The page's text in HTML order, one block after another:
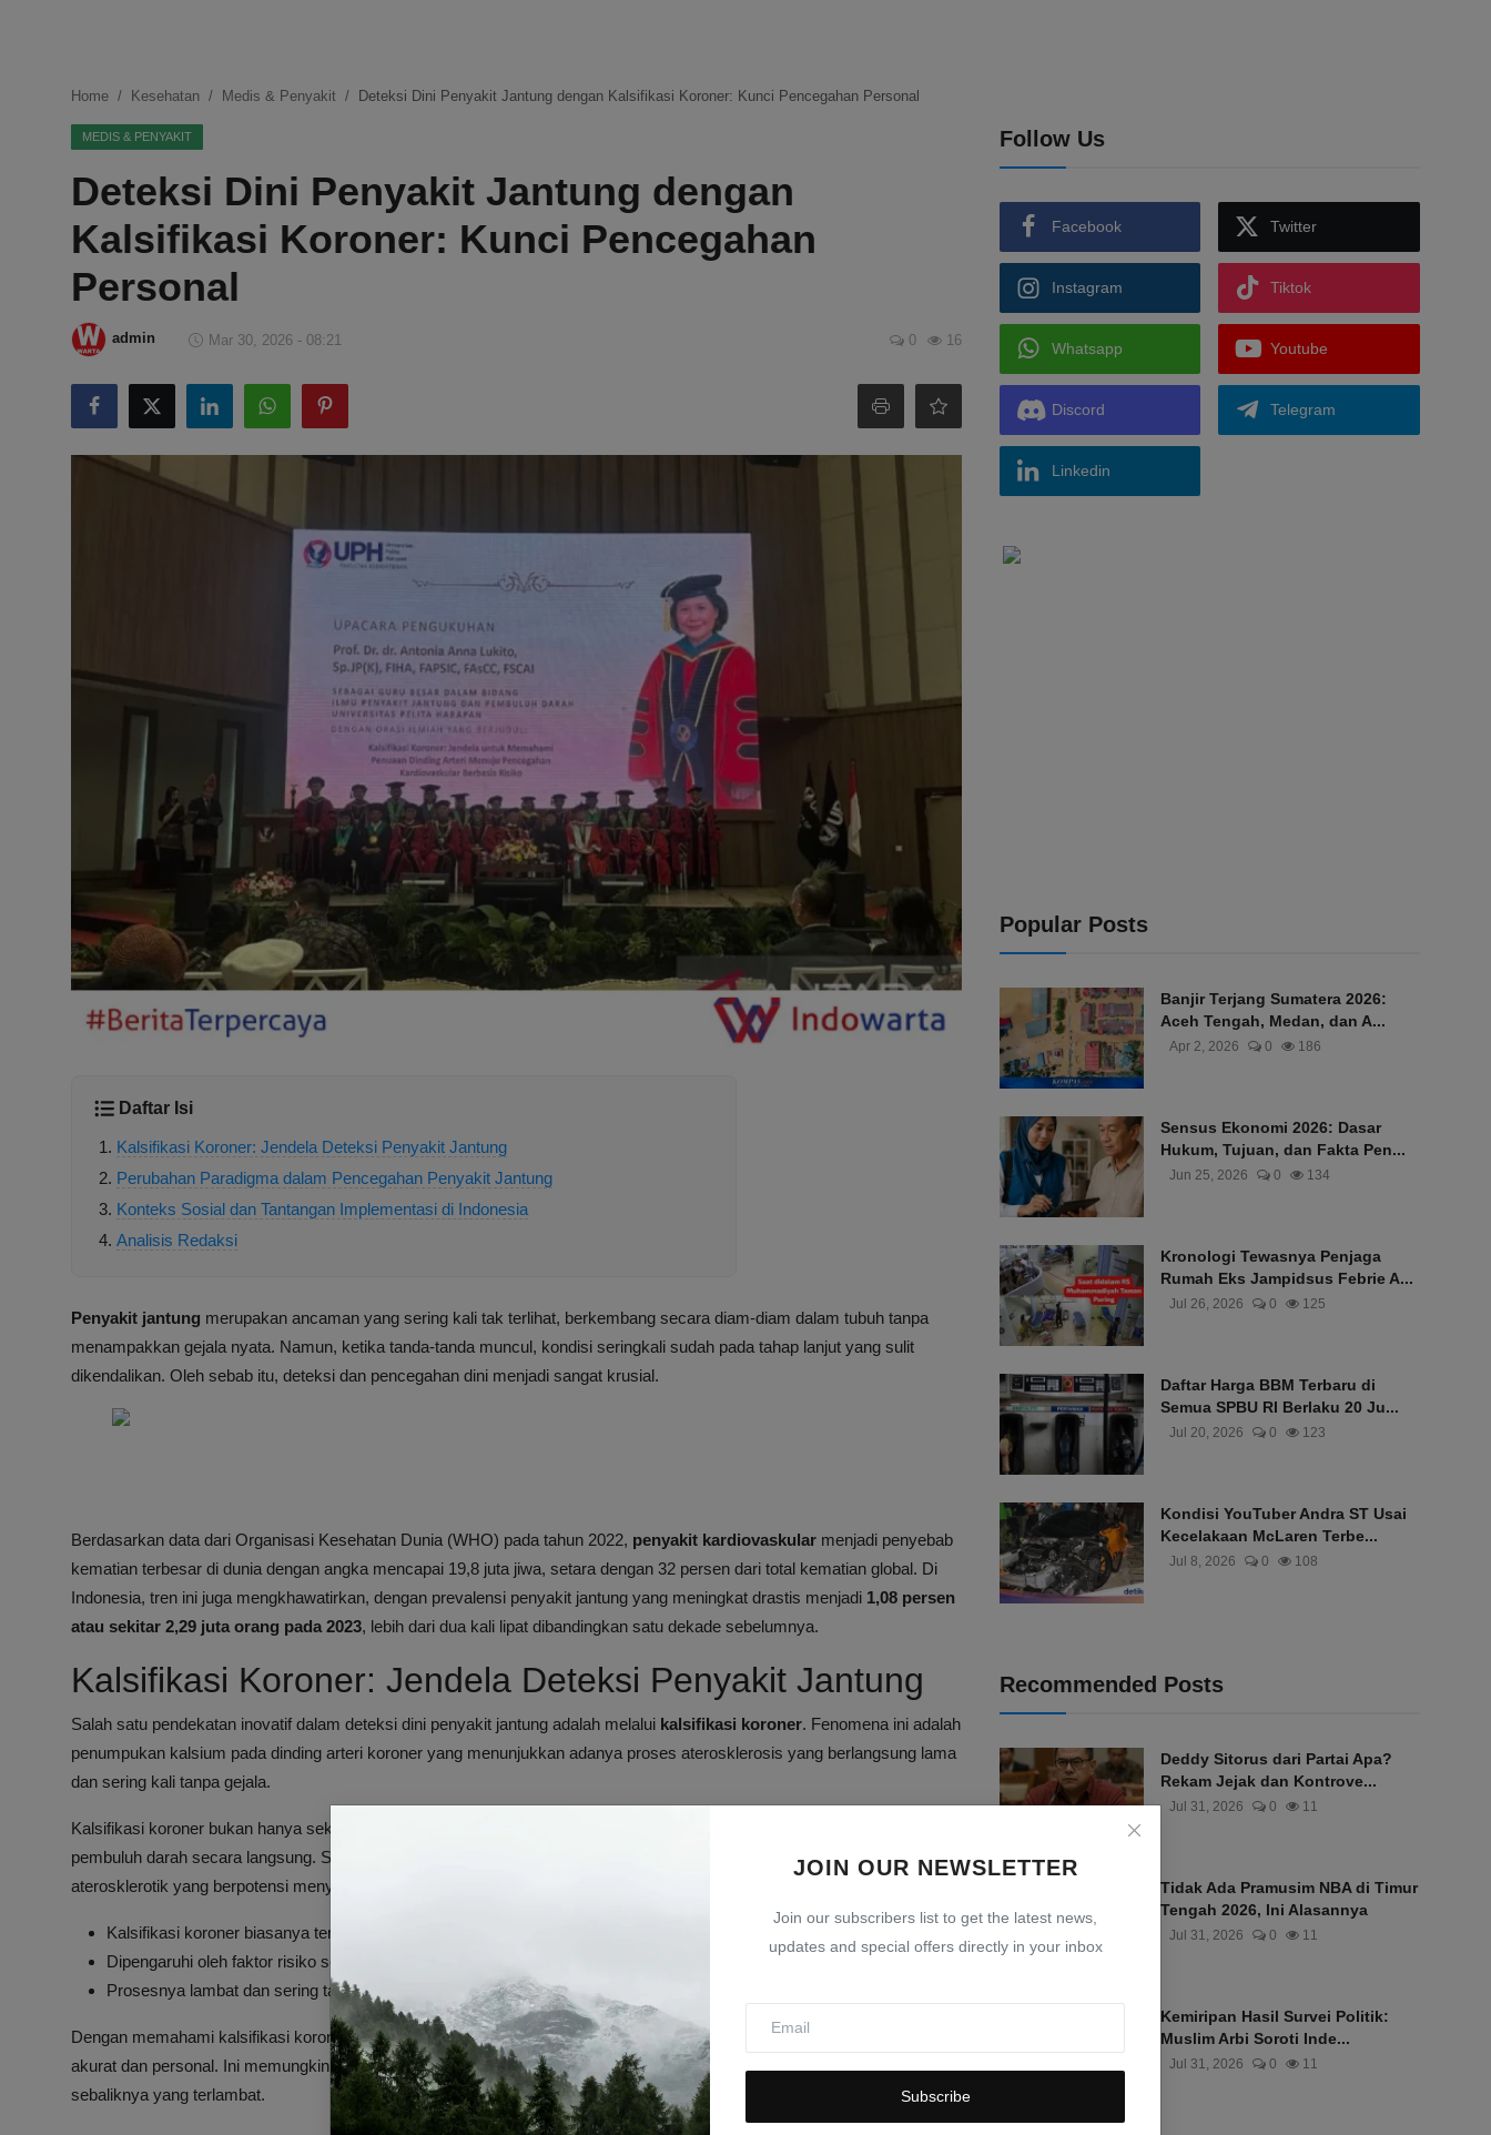
Ekonomi
Internasional
Teknologi
Hiburan
Kesehatan
JOIN OUR NEWSLETTER
Join our subscribers list to get the latest news,
updates and special offers directly in your inbox
Subscribe
Home Kesehatan Medis & Penyakit Deteksi Dini Penyakit Jantung dengan Kalsifikasi Koroner: Kunci Pencegahan Personal
MEDIS & PENYAKIT
Deteksi Dini Penyakit Jantung dengan
Kalsifikasi Koroner: Kunci Pencegahan
Personal
admin Mar 30, 2026 - 08:21 0 16
Daftar Isi
Kalsifikasi Koroner: Jendela Deteksi Penyakit Jantung
Perubahan Paradigma dalam Pencegahan Penyakit Jantung
Konteks Sosial dan Tantangan Implementasi di Indonesia
Analisis Redaksi
Penyakit jantung merupakan ancaman yang sering kali tak terlihat, berkembang secara diam-diam dalam tubuh tanpa
menampakkan gejala nyata. Namun, ketika tanda-tanda muncul, kondisi seringkali sudah pada tahap lanjut yang sulit
dikendalikan. Oleh sebab itu, deteksi dan pencegahan dini menjadi sangat krusial.
Berdasarkan data dari Organisasi Kesehatan Dunia (WHO) pada tahun 2022, penyakit kardiovaskular menjadi penyebab
kematian terbesar di dunia dengan angka mencapai 19,8 juta jiwa, setara dengan 32 persen dari total kematian global. Di
Indonesia, tren ini juga mengkhawatirkan, dengan prevalensi penyakit jantung yang meningkat drastis menjadi 1,08 persen
atau sekitar 2,29 juta orang pada 2023, lebih dari dua kali lipat dibandingkan satu dekade sebelumnya.
Kalsifikasi Koroner: Jendela Deteksi Penyakit Jantung
Salah satu pendekatan inovatif dalam deteksi dini penyakit jantung adalah melalui kalsifikasi koroner. Fenomena ini adalah
penumpukan kalsium pada dinding arteri koroner yang menunjukkan adanya proses aterosklerosis yang berlangsung lama
dan sering kali tanpa gejala.
Kalsifikasi koroner bukan hanya sekedar temuan radiologis, melainkan
pembuluh darah secara langsung. Semakin tinggi tingkat kalsifikasi, semakin besar kemungkinan terdapat plak
aterosklerotik yang berpotensi menyebabkan gangguan jantung serius.
Kalsifikasi koroner biasanya terjadi seiring proses penuaan.
Dipengaruhi oleh faktor risiko seperti hipertensi, diabetes, dan kadar kolesterol tinggi.
Prosesnya lambat dan sering tanpa gejala, sehingga sulit dideteksi tanpa pemeriksaan khusus.
Dengan memahami kalsifikasi koroner, tenaga medis dapat melakukanstratifikasi risiko penyakit jantung
akurat dan personal. Ini memungkinkan intervensi yang lebih tepat sasaran, menghindarkan tindakan berlebihan atau
sebaliknya yang terlambat.
Follow Us
Facebook Twitter
Instagram Tiktok
Whatsapp Youtube
Discord Telegram
Linkedin
Popular Posts
Banjir Terjang Sumatera 2026:
Aceh Tengah, Medan, dan A...
Apr 2, 2026 0 186
Sensus Ekonomi 2026: Dasar
Hukum, Tujuan, dan Fakta Pen...
Jun 25, 2026 0 134
Kronologi Tewasnya Penjaga
Rumah Eks Jampidsus Febrie A...
Jul 26, 2026 0 125
Daftar Harga BBM Terbaru di
Semua SPBU RI Berlaku 20 Ju...
Jul 20, 2026 0 123
Kondisi YouTuber Andra ST Usai
Kecelakaan McLaren Terbe...
Jul 8, 2026 0 108
Recommended Posts
Deddy Sitorus dari Partai Apa?
Rekam Jejak dan Kontrove...
Jul 31, 2026 0 11
Tidak Ada Pramusim NBA di Timur
Tengah 2026, Ini Alasannya
Jul 31, 2026 0 11
Kemiripan Hasil Survei Politik:
Muslim Arbi Soroti Inde...
Jul 31, 2026 0 11